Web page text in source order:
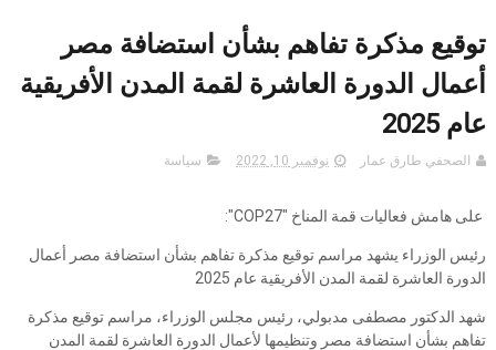
توقيع مذكرة تفاهم بشأن استضافة مصر
أعمال الدورة العاشرة لقمة المدن الأفريقية
عام 2025
الصحفي طارق عمار نوفمبر 10, 2022 سياسة
على هامش فعاليات قمة المناخ "COP27":
رئيس الوزراء يشهد مراسم توقيع مذكرة تفاهم بشأن استضافة مصر أعمال
الدورة العاشرة لقمة المدن الأفريقية عام 2025
شهد الدكتور مصطفى مدبولي، رئيس مجلس الوزراء، مراسم توقيع مذكرة
تفاهم بشأن استضافة مصر وتنظيمها لأعمال الدورة العاشرة لقمة المدن